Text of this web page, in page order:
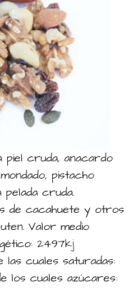
piel cruda, anacardo
pistacho
pelada cruda.
de cacahuete y otros
Valor medio
2497kj
cuales saturadas:
los cuales azúcares: